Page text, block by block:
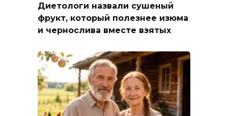
Диетологи назвали сушеный
фрукт, который полезнее изюма
и чернослива вместе взятых